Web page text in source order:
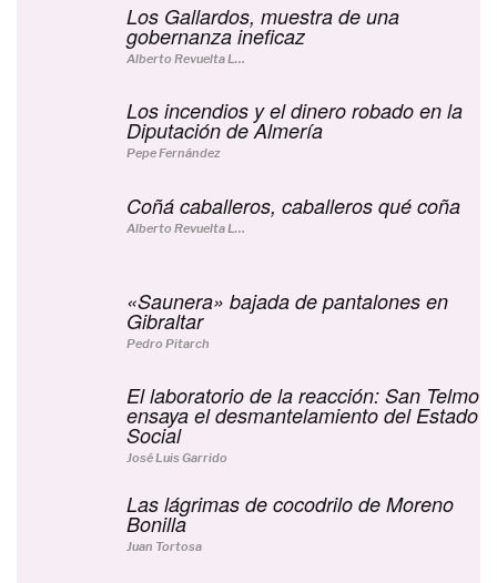
Los Gallardos, muestra de una
gobernanza ineficaz
Alberto Revuelta Lucerga
Los incendios y el dinero robado en la
Diputación de Almería
Pepe Fernández
Coñá caballeros, caballeros qué coña
Alberto Revuelta Lucerga
«Saunera» bajada de pantalones en
Gibraltar
Pedro Pitarch
El laboratorio de la reacción: San Telmo
ensaya el desmantelamiento del Estado
Social
José Luis Garrido
Las lágrimas de cocodrilo de Moreno
Bonilla
Juan Tortosa